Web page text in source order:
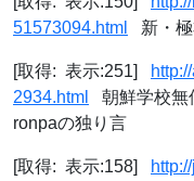
51573094.html
新・極
[取得: 表示:251]
2934.html
朝鮮学校無
ronpaの独り言
[取得: 表示:158]